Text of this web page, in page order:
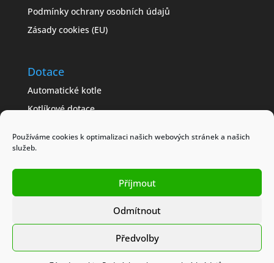
Používáme cookies k optimalizaci našich webových stránek a našich
služeb.
Příjmout
Odmítnout
Předvolby
Podmínky ochrany osobních údajů
Zásady cookies (EU)
Dotace
Automatické kotle
Kotlíkové dotace
Jak získat dotaci